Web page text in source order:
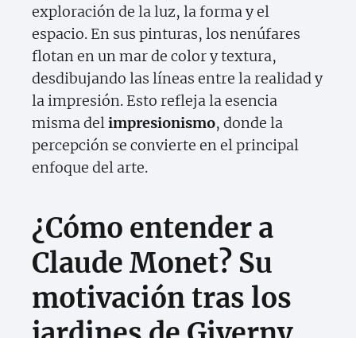
exploración de la luz, la forma y el
espacio. En sus pinturas, los nenúfares
flotan en un mar de color y textura,
desdibujando las líneas entre la realidad y
la impresión. Esto refleja la esencia
misma delimpresionismo, donde la
percepción se convierte en el principal
enfoque del arte.
¿Cómo entender a
Claude Monet? Su
motivación tras los